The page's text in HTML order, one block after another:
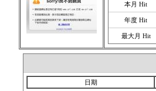
本月 Hit
年度 Hit
最大月 Hit
日期